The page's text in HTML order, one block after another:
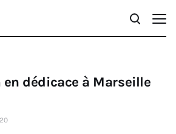
dédicace à Marseille